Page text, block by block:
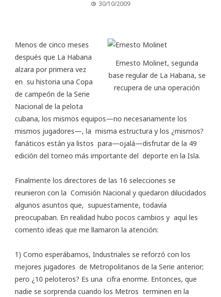
30/10/2009
Ernesto Molinet, segunda
base regular de La Habana, se
recupera de una operación
Menos de cinco meses
después que La Habana
alzara por primera vez
en su historia una Copa
de campeón de la Serie
Nacional de la pelota
cubana, los mismos equipos—no necesariamente los
mismos jugadores—, la misma estructura y los ¿mismos?
fanáticos están ya listos para—ojalá—disfrutar de la 49
edición del torneo más importante del deporte en la Isla.
Finalmente los directores de las 16 selecciones se
reunieron con la Comisión Nacional y quedaron dilucidados
algunos asuntos que, supuestamente, todavía
preocupaban. En realidad hubo pocos cambios y aquí les
comento ideas que me llamaron la atención:
1) Como esperábamos, Industriales se reforzó con los
mejores jugadores de Metropolitanos de la Serie anterior;
pero ¿10 peloteros? Es una cifra enorme. Entonces, que
nadie se sorprenda cuando los Metros terminen en la